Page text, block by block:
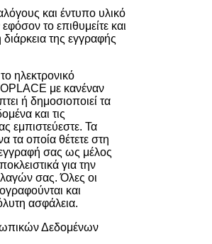
και έντυπο υλικό
το επιθυμείτε και
της εγγραφής
ηλεκτρονικό
με κανέναν
ή δημοσιοποιεί τα
και τις
εμπιστεύεστε. Τα
τα οποία θέτετε στη
σας ως μέλος
για την
σας. Όλες οι
και
ασφάλεια.
Δεδομένων